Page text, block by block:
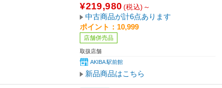
¥219,980 (税込)～
中古商品が計6点あります
ポイント：10,999
店舗併売品
取扱店舗
AKIBA 駅前館
新品商品はこちら